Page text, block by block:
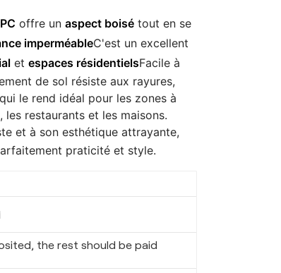
offre unaspect boisé tout en se
imperméableC'est un excellent
etespaces résidentielsFacile à
de sol résiste aux rayures,
le rend idéal pour les zones à
restaurants et les maisons.
et à son esthétique attrayante,
praticité et style.
the rest should be paid